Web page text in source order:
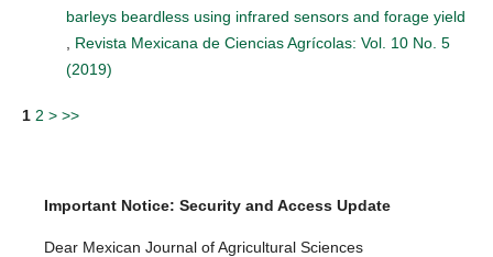
barleys beardless using infrared sensors and forage yield
Revista Mexicana de Ciencias Agrícolas: Vol. 10 No. 5
(2019)
1 2 > >>
Important Notice: Security and Access Update
Dear Mexican Journal of Agricultural Sciences